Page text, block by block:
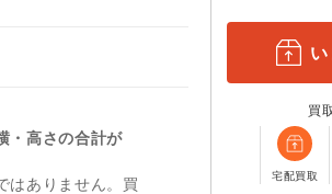
・高さの合計が
はありません。買
買
宅配買取